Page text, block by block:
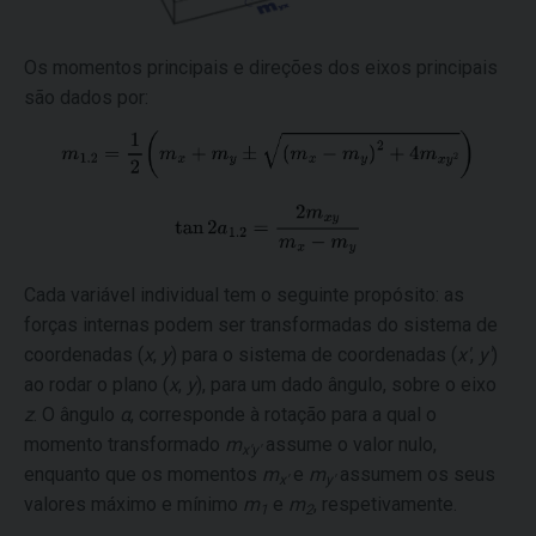
Os momentos principais e direções dos eixos principais
são dados por:
Cada variável individual tem o seguinte propósito: as
forças internas podem ser transformadas do sistema de
coordenadas ( x, y) para o sistema de coordenadas ( x' , y' )
ao rodar o plano ( x, y), para um dado ângulo, sobre o eixo
z. O ângulo α, corresponde à rotação para a qual o
momento transformado m x'y'
assume o valor nulo,
enquanto que os momentos m x' e my'
assumem os seus
valores máximo e mínimo m 1 e m , respetivamente.